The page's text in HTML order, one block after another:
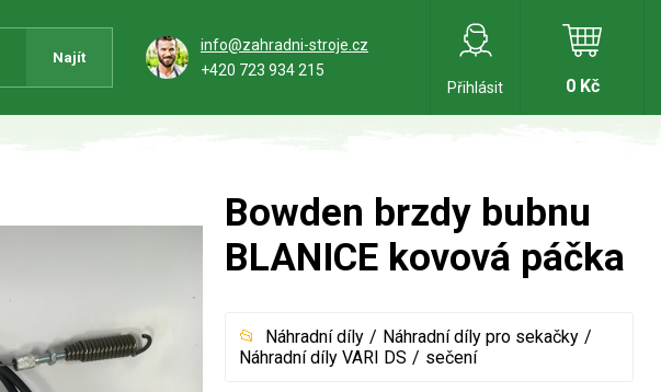
Najít
info@zahradni-stroje.cz
+420 723 934 215
Přihlásit
0 Kč
Bowden brzdy bubnu
BLANICE kovová páčka
Náhradní díly
Náhradní díly pro sekačky
Náhradní díly VARI DS
sečení